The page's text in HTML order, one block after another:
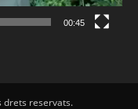
00:45
drets reservats.